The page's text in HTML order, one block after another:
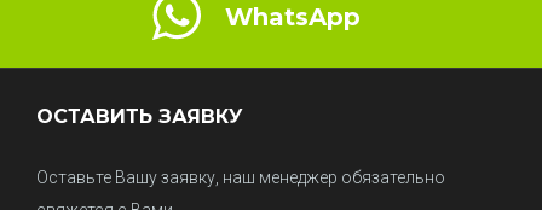
WhatsApp
ОСТАВИТЬ ЗАЯВКУ
Оставьте Вашу заявку, наш менеджер обязательно